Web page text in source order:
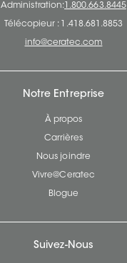
Administration: 1.800.663.8445
Télécopieur : 1.418.681.8853
info@ceratec.com
Notre Entreprise
À propos
Carrières
Nous joindre
Vivre@Ceratec
Blogue
Suivez-Nous